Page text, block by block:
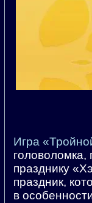
Игра
празднику
праздник,
в